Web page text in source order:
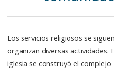
Los servicios religiosos se
organizan diversas actividades.
iglesia se construyó el complejo